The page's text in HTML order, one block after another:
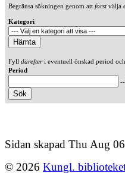
Begränsa sökningen genom att förstvälja
Kategori
Fyll därefteri eventuell önskad period
Period
--
Sidan skapad Thu Aug
© 2026 Kungl.